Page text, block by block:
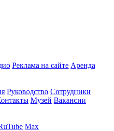
Реклама на сайте Аренда
Руководство Сотрудники
Музей Вакансии
Max